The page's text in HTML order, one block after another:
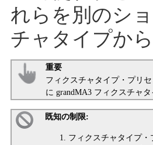
れらを別のシ
チャタイプか
重要
フィクスチャタイプ・プリ
に grandMA3 フィクスチャ
既知の制限:
フィクスチャタイプ